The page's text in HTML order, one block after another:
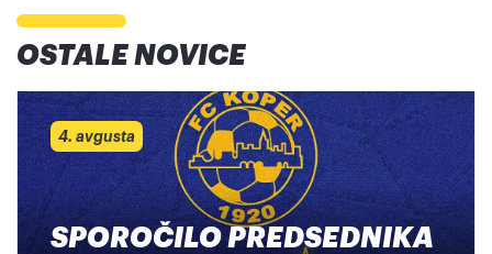
OSTALE NOVICE
4. avgusta
SPOROČILO PREDSEDNIKA